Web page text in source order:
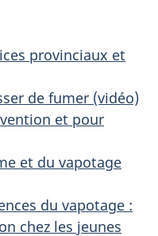
provinciaux et
de fumer (vidéo)
et pour
et du vapotage
du vapotage :
chez les jeunes